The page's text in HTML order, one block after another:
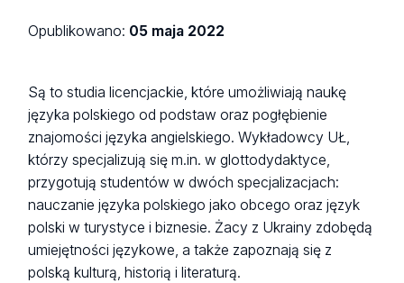
Opublikowano: 05 maja 2022
Są to studia licencjackie, które umożliwiają naukę
języka polskiego od podstaw oraz pogłębienie
znajomości języka angielskiego. Wykładowcy UŁ,
którzy specjalizują się m.in. w glottodydaktyce,
przygotują studentów w dwóch specjalizacjach:
nauczanie języka polskiego jako obcego oraz język
polski w turystyce i biznesie. Żacy z Ukrainy zdobędą
umiejętności językowe, a także zapoznają się z
polską kulturą, historią i literaturą.